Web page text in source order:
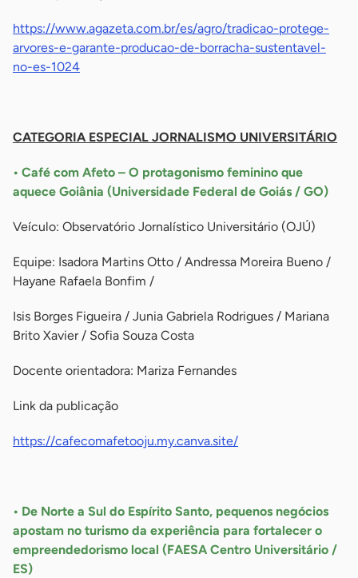
https://www.agazeta.com.br/es/agro/tradicao-protege-
arvores-e-garante-producao-de-borracha-sustentavel-
no-es-1024
CATEGORIA ESPECIAL JORNALISMO UNIVERSITÁRIO
• Café com Afeto – O protagonismo feminino que
aquece Goiânia (Universidade Federal de Goiás / GO)
Veículo: Observatório Jornalístico Universitário (OJÚ)
Equipe: Isadora Martins Otto / Andressa Moreira Bueno /
Hayane Rafaela Bonfim /
Isis Borges Figueira / Junia Gabriela Rodrigues / Mariana
Brito Xavier / Sofia Souza Costa
Docente orientadora: Mariza Fernandes
Link da publicação
https://cafecomafetooju.my.canva.site/
• De Norte a Sul do Espírito Santo, pequenos negócios
apostam no turismo da experiência para fortalecer o
empreendedorismo local (FAESA Centro Universitário /
ES)